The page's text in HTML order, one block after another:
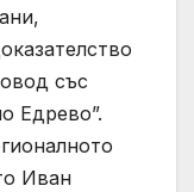
със
Едрево”.
Иван